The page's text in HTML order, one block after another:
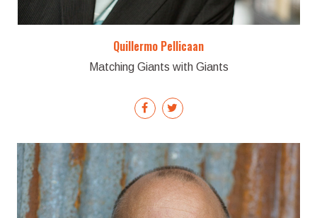
Quillermo Pellicaan
Matching Giants with Giants